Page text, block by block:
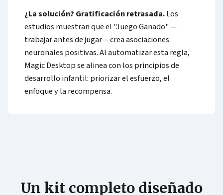
¿La solución? Gratificación retrasada.Los
estudios muestran que el "Juego Ganado" —
trabajar antes de jugar— crea asociaciones
neuronales positivas. Al automatizar esta regla,
Magic Desktop se alinea con los principios de
desarrollo infantil: priorizar el esfuerzo, el
enfoque y la recompensa.
Un kit completo diseñado